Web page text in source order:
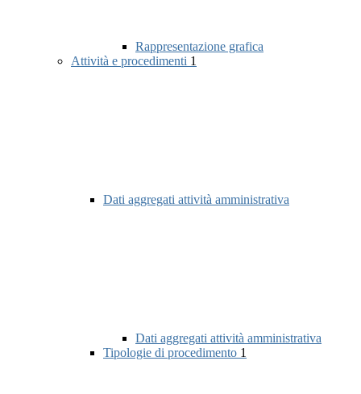
Rappresentazione grafica
Attività e procedimenti 1
Dati aggregati attività amministrativa
Dati aggregati attività amministrativa
Tipologie di procedimento 1